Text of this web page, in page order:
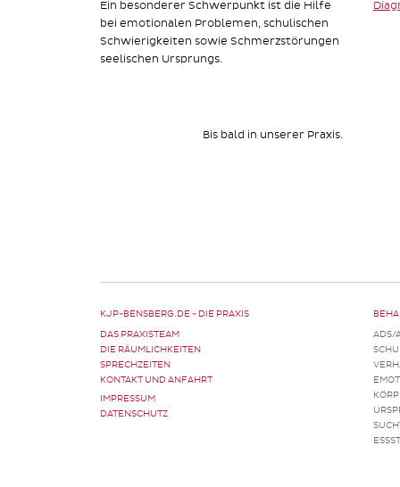
Ein besonderer Schwerpunkt ist die Hilfe
bei emotionalen Problemen, schulischen
Schwierigkeiten sowie Schmerzstörungen
seelischen Ursprungs.
Bis bald in unserer Praxis.
KJP-BENSBERG.DE - DIE PRAXIS
DAS PRAXISTEAM
DIE RÄUMLICHKEITEN
SPRECHZEITEN
KONTAKT UND ANFAHRT
IMPRESSUM
DATENSCHUTZ
ADS/